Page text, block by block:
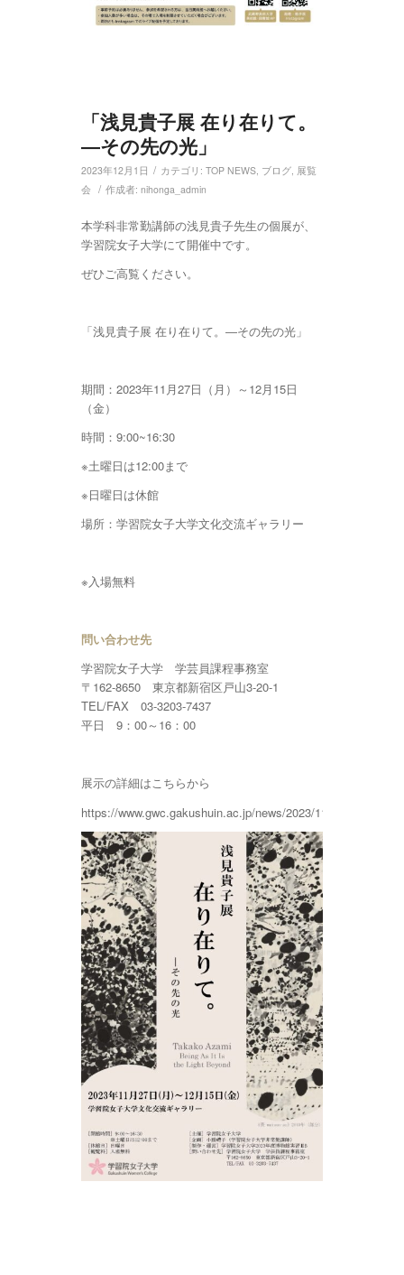
「浅見貴子展 在り在りて。
―その先の光」
2023年12月1日 / カテゴリ: TOP NEWS ブログ 展覧
会 / 作成者: nihonga_admin
本学科非常勤講師の浅見貴子先生の個展が、
学習院女子大学にて開催中です。
ぜひご高覧ください。
「浅見貴子展 在り在りて。―その先の光」
期間：2023年11月27日（月）～12月15日
（金）
時間：9:00~16:30
※土曜日は12:00まで
※日曜日は休館
場所：学習院女子大学文化交流ギャラリー
※入場無料
問い合わせ先
学習院女子大学 学芸員課程事務室
〒162-8650 東京都新宿区戸山3-20-1
TEL/FAX 03-3203-7437
平日 9：00～16：00
展示の詳細はこちらから
https://www.gwc.gakushuin.ac.jp/news/2023/11/post_479.html